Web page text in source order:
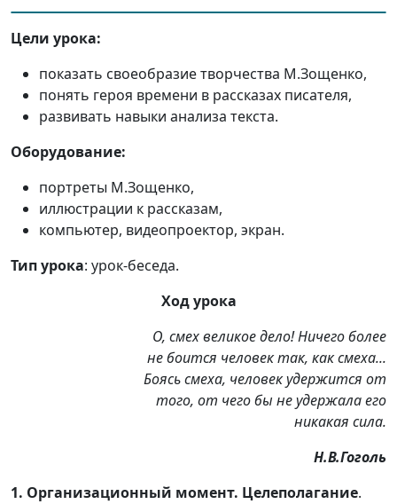
Цели урока:
показать своеобразие творчества М.Зощенко,
понять героя времени в рассказах писателя,
развивать навыки анализа текста.
Оборудование:
портреты М.Зощенко,
иллюстрации к рассказам,
компьютер, видеопроектор, экран.
Тип урока: урок-беседа.
Ход урока
О, смех великое дело! Ничего более
не боится человек так, как смеха...
Боясь смеха, человек удержится от
того, от чего бы не удержала его
никакая сила.
Н.В.Гоголь
1. Организационный момент. Целеполагание.